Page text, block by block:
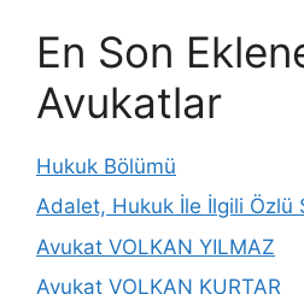
En Son
Avukatlar
Hukuk Bölümü
Adalet, Hukuk İle İlgili Özlü
Avukat VOLKAN YILMAZ
Avukat VOLKAN KURTAR